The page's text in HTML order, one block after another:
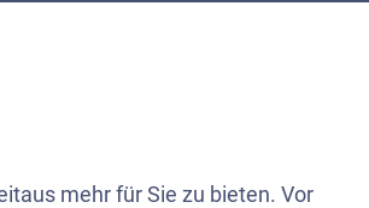
mehr für Sie zu bieten. Vor